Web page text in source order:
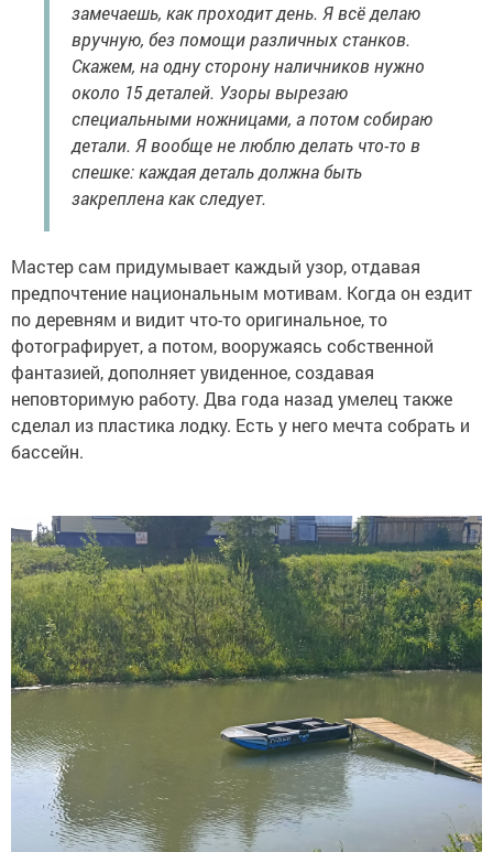
замечаешь, как проходит день. Я всё делаю
вручную, без помощи различных станков.
Скажем, на одну сторону наличников нужно
около 15 деталей. Узоры вырезаю
специальными ножницами, а потом собираю
детали. Я вообще не люблю делать что-то в
спешке: каждая деталь должна быть
закреплена как следует.
Мастер сам придумывает каждый узор, отдавая
предпочтение национальным мотивам. Когда он ездит
по деревням и видит что-то оригинальное, то
фотографирует, а потом, вооружаясь собственной
фантазией, дополняет увиденное, создавая
неповторимую работу. Два года назад умелец также
сделал из пластика лодку. Есть у него мечта собрать и
бассейн.